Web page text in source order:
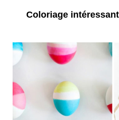
Coloriage